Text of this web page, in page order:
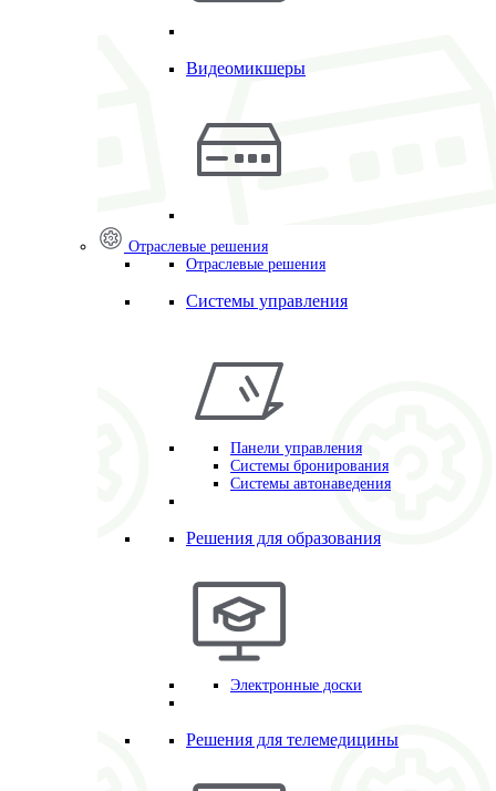
Видеомикшеры
Отраслевые решения
Отраслевые решения
Системы управления
Панели управления
Системы бронирования
Системы автонаведения
Решения для образования
Электронные доски
Решения для телемедицины